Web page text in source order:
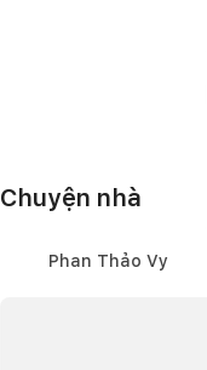
Chuyện nhà
Phan Thảo Vy